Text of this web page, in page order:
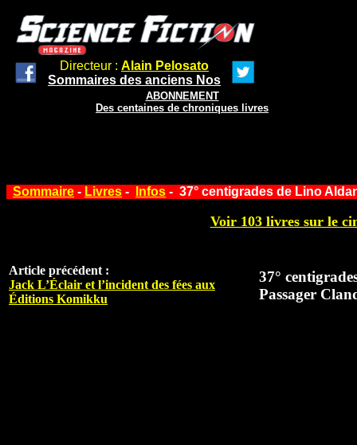
Directeur : Alain Pelosato
Sommaires des anciens Nos
ABONNEMENT
Des centaines de chroniques livres
Sommaire - Livres - Infos - 37° centigrades de Lino
Voir 103 livres sur le
Article précédent :
Jack L’Éclair et l’incident des fées aux
Éditions Komikku
37°
Passager